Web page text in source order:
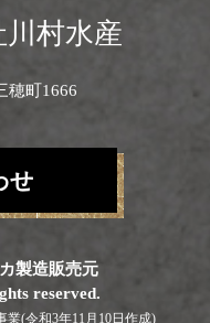
村水産
穂町1666
せ
製造販売元
reserved.
(令和3年11月10日作成)